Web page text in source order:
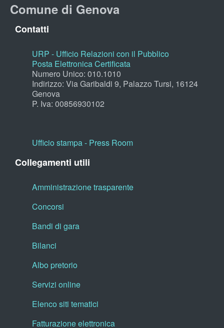
Comune di Genova
Contatti
URP - Ufficio Relazioni con il Pubblico
Posta Elettronica Certificata
Numero Unico: 010.1010
Indirizzo: Via Garibaldi 9, Palazzo Tursi, 16124
Genova
P. Iva: 00856930102
Ufficio stampa - Press Room
Collegamenti utili
Amministrazione trasparente
Concorsi
Bandi di gara
Bilanci
Albo pretorio
Servizi online
Elenco siti tematici
Fatturazione elettronica